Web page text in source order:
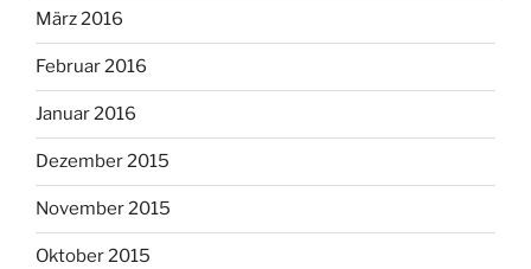
März 2016
Februar 2016
Januar 2016
Dezember 2015
November 2015
Oktober 2015